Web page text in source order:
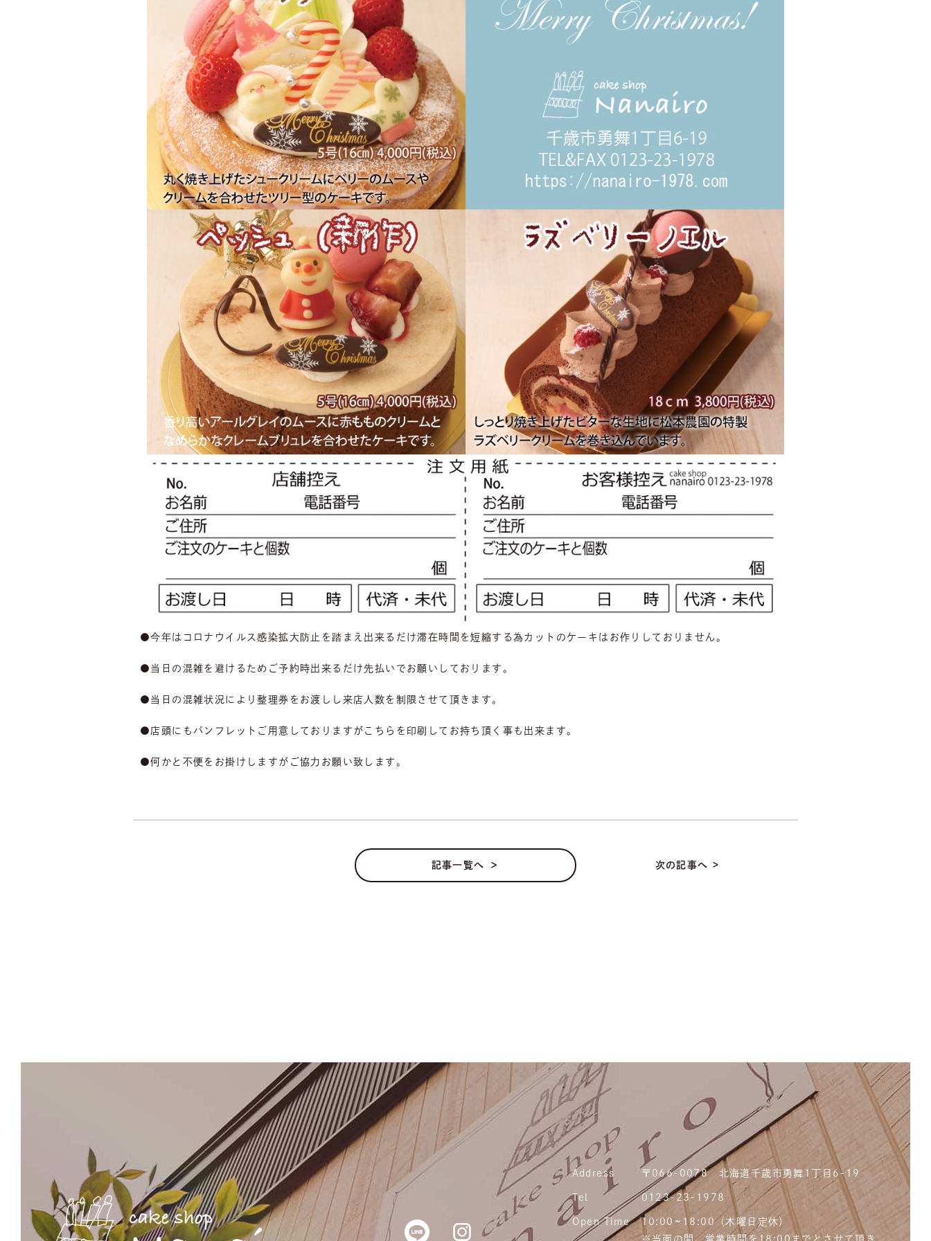
●今年はコロナウイルス感染拡大防止を踏まえ出来るだけ滞在時間を短縮する為カットのケーキはお作りしておりません。
●当日の混雑を避けるためご予約時出来るだけ先払いでお願いしております。
●当日の混雑状況により整理券をお渡しし来店人数を制限させて頂きます。
●店頭にもパンフレットご用意しておりますがこちらを印刷してお持ち頂く事も出来ます。
●何かと不便をお掛けしますがご協力お願い致します。
記事一覧へ ＞ 次の記事へ >
Address 〒066-0078 北海道千歳市勇舞1丁目6-19
Tel 0123-23-1978
Open Time
10:00~18:00（木曜日定休）
※当面の間、営業時間を18:00までとさせて頂き